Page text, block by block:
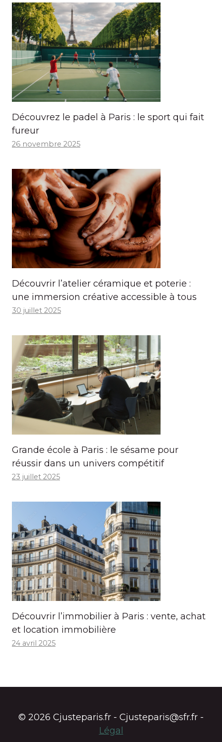
Découvrez le padel à Paris : le sport qui fait
fureur
26 novembre 2025
Découvrir l’atelier céramique et poterie :
une immersion créative accessible à tous
30 juillet 2025
Grande école à Paris : le sésame pour
réussir dans un univers compétitif
23 juillet 2025
Découvrir l’immobilier à Paris : vente, achat
et location immobilière
24 avril 2025
© 2026 Cjusteparis.fr - Cjusteparis@sfr.fr -
Légal